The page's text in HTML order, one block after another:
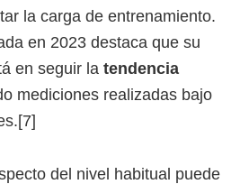
la carga de entrenamiento.
en 2023 destaca que su
en seguir la tendencia
mediciones realizadas bajo
del nivel habitual puede